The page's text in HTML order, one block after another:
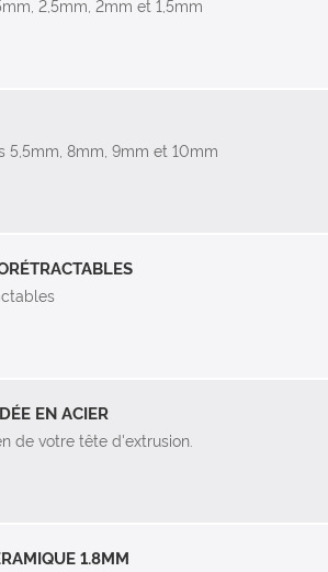
2,5mm, 2mm et 1,5mm
5,5mm, 8mm, 9mm et 10mm
EN ACIER
de votre tête d'extrusion.
1.8MM